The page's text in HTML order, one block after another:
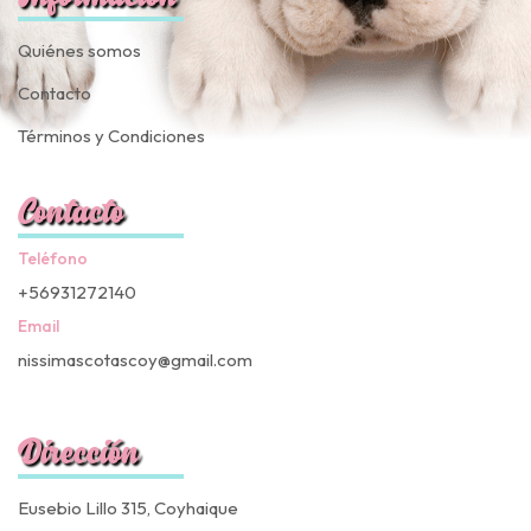
Quiénes somos
Contacto
Términos y Condiciones
Contacto
Teléfono
+56931272140
Email
nissimascotascoy@gmail.com
Dirección
Eusebio Lillo 315, Coyhaique